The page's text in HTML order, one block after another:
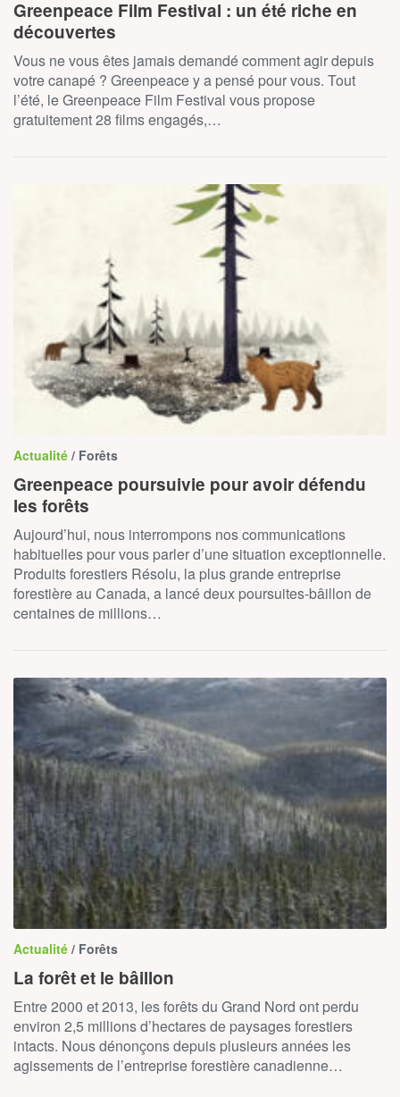
Greenpeace Film Festival : un été riche en
découvertes
Vous ne vous êtes jamais demandé comment agir depuis
votre canapé ? Greenpeace y a pensé pour vous. Tout
l’été, le Greenpeace Film Festival vous propose
gratuitement 28 films engagés,…
Actualité / Forêts
Greenpeace poursuivie pour avoir défendu
les forêts
Aujourd’hui, nous interrompons nos communications
habituelles pour vous parler d’une situation exceptionnelle.
Produits forestiers Résolu, la plus grande entreprise
forestière au Canada, a lancé deux poursuites-bâillon de
centaines de millions…
Actualité / Forêts
La forêt et le bâillon
Entre 2000 et 2013, les forêts du Grand Nord ont perdu
environ 2,5 millions d’hectares de paysages forestiers
intacts. Nous dénonçons depuis plusieurs années les
agissements de l’entreprise forestière canadienne…